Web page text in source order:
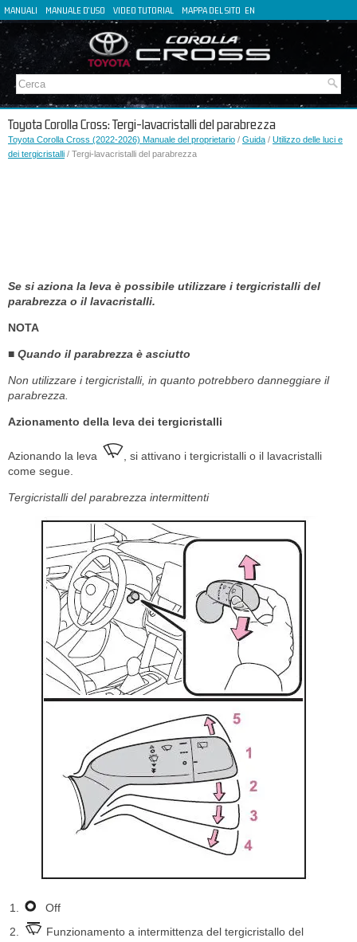
MANUALI MANUALE D'USO VIDEO TUTORIAL MAPPA DEL SITO EN
FR
DE
Toyota Corolla Cross: Tergi-lavacristalli del parabrezza
Toyota Corolla Cross (2022-2026) Manuale del proprietario / Guida / Utilizzo delle luci e
dei tergicristalli / Tergi-lavacristalli del parabrezza
Se si aziona la leva è possibile utilizzare i tergicristalli del
parabrezza o il lavacristalli.
NOTA
■ Quando il parabrezza è asciutto
Non utilizzare i tergicristalli, in quanto potrebbero danneggiare il
parabrezza.
Azionamento della leva dei tergicristalli
Azionando la leva
, si attivano i tergicristalli o il lavacristalli
come segue.
Tergicristalli del parabrezza intermittenti
Off
Funzionamento a intermittenza del tergicristallo del